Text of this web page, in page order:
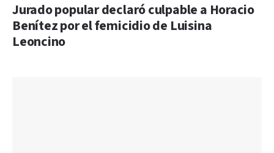
Jurado popular declaró culpable a Horacio
Benítez por el femicidio de Luisina
Leoncino